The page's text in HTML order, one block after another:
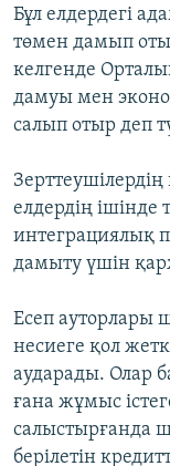
Бұл елдердегі
төмен дамып
келгенде
дамуы мен
салып отыр деп
елдердің ішінде
интеграциялық
дамыту үшін
Есеп ауторлары
несиеге қол
аударады. Олар
ғана жұмыс
салыстырғанда
берілетін